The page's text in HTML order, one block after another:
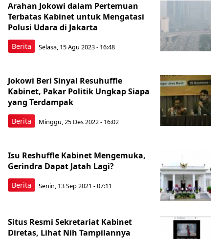
Berita
Arahan Jokowi dalam Pertemuan
Terbatas Kabinet untuk Mengatasi
Polusi Udara di Jakarta
Selasa, 15 Agu 2023 - 16:48
Berita
Jokowi Beri Sinyal Resuhuffle
Kabinet, Pakar Politik Ungkap Siapa
yang Terdampak
Minggu, 25 Des 2022 - 16:02
Berita
Isu Reshuffle Kabinet Mengemuka,
Gerindra Dapat Jatah Lagi?
Senin, 13 Sep 2021 - 07:11
Situs Resmi Sekretariat Kabinet
Diretas, Lihat Nih Tampilannya